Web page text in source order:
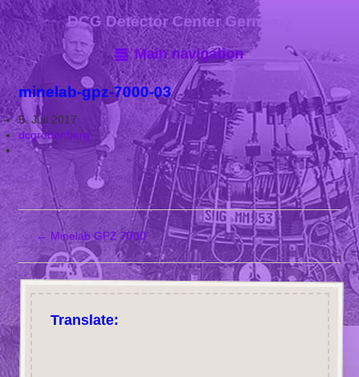
DCG Detector Center Germany
Main navigation
minelab-gpz-7000-03
5. Juli 2017
dcgrodenberg
← Minelab GPZ 7000
Translate: